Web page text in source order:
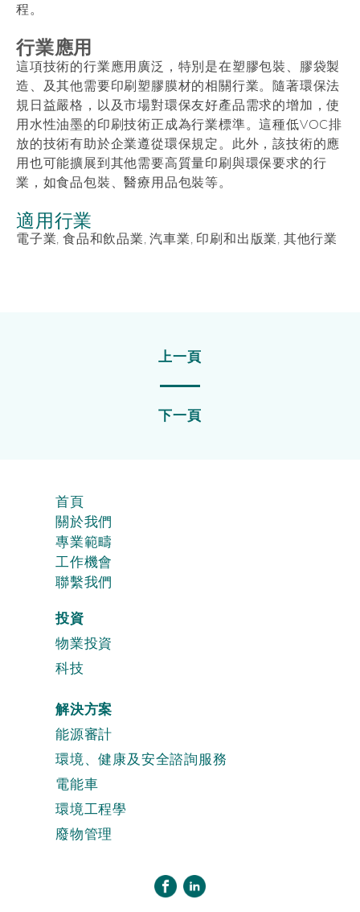
程。
行業應用
這項技術的行業應用廣泛，特別是在塑膠包裝、膠袋製
造、及其他需要印刷塑膠膜材的相關行業。隨著環保法
規日益嚴格，以及市場對環保友好產品需求的增加，使
用水性油墨的印刷技術正成為行業標準。這種低VOC排
放的技術有助於企業遵從環保規定。此外，該技術的應
用也可能擴展到其他需要高質量印刷與環保要求的行
業，如食品包裝、醫療用品包裝等。
適用行業
電子業, 食品和飲品業, 汽車業, 印刷和出版業, 其他行業
上一頁
下一頁
投資
物業投資
科技
解決方案
能源審計
環境、健康及安全諮詢服務
電能車
環境工程學
廢物管理
首頁
關於我們
專業範疇
工作機會
聯繫我們